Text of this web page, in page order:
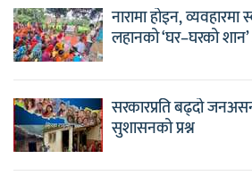
नारामा होइन, व्यवहारमा
लहानको ‘घर–घरको
सरकारप्रति बढ्दो
सुशासनको प्रश्न